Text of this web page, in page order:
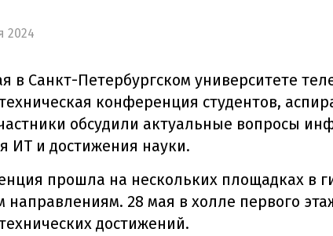
2024
в Санкт-Петербургском университете
конференция студентов,
обсудили актуальные вопросы
ИТ и достижения науки.
прошла на нескольких площадках в
направлениям. 28 мая в холле первого
достижений.